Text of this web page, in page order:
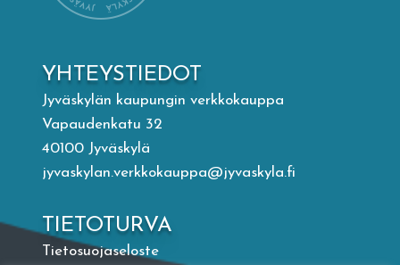
Valon Kaupunki
Lasten Lysti & LystiKylä-festivaali
English
YHTEYSTIEDOT
Jyväskylän kaupungin verkkokauppa
Vapaudenkatu 32
40100 Jyväskylä
jyvaskylan.verkkokauppa@jyvaskyla.fi
TIETOTURVA
Tietosuojaseloste